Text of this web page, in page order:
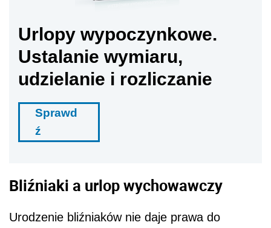
Urlopy wypoczynkowe.
Ustalanie wymiaru,
udzielanie i rozliczanie
Sprawd
ź
Bliźniaki a urlop wychowawczy
Urodzenie bliźniaków nie daje prawa do